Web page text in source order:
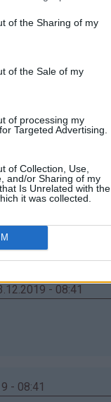
of the Sharing of my
of the Sale of my
of processing my
Targeted Advertising.
of Collection, Use,
and/or Sharing of my
Is Unrelated with the
it was collected.
- 08:38
- 08:40
- 08:41
- 08:41